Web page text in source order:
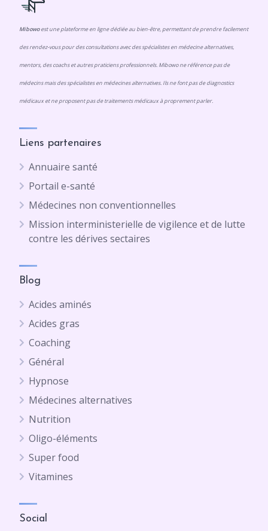
Mibowoest une plateforme en ligne dédiée au bien-être, permettant de prendre facilement
des rendez-vous pour des consultations avec des spécialistes en médecine alternatives,
mentors, des coachs et autres praticiens professionnels. Mibowo ne référence pas de
médecins mais des spécialistes en médecines alternatives. Ils ne font pas de diagnostics
médicaux et ne proposent pas de traitements médicaux à proprement parler.
Liens partenaires
Annuaire santé
Portail e-santé
Médecines non conventionnelles
Mission interministerielle de vigilence et de lutte
contre les dérives sectaires
Blog
Acides aminés
Acides gras
Coaching
Général
Hypnose
Médecines alternatives
Nutrition
Oligo-éléments
Super food
Vitamines
Social